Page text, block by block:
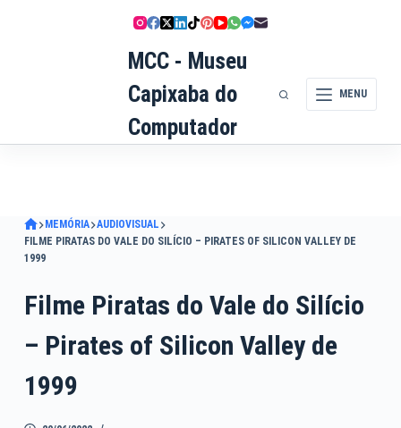
MCC - Museu
Capixaba do
Computador
MENU
MEMÓRIA AUDIOVISUAL
FILME PIRATAS DO VALE DO SILÍCIO – PIRATES OF SILICON VALLEY DE
1999
Filme Piratas do Vale do Silício
– Pirates of Silicon Valley de
1999